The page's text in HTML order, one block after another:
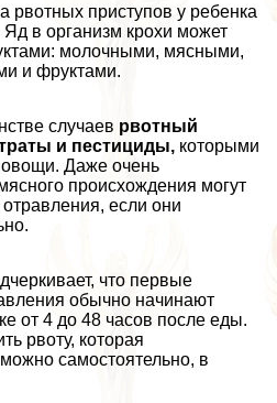
рвотных приступов у ребенка
в организм крохи может
молочными, мясными,
и фруктами.
случаев рвотный
и пестициды, которыми
Даже очень
происхождения могут
если они
что первые
обычно начинают
от 4 до 48 часов после еды.
рвоту, которая
самостоятельно, в